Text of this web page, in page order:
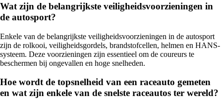
Wat zijn de belangrijkste veiligheidsvoorzieningen in
de autosport?
Enkele van de belangrijkste veiligheidsvoorzieningen in de autosport
zijn de rolkooi, veiligheidsgordels, brandstofcellen, helmen en HANS-
systeem. Deze voorzieningen zijn essentieel om de coureurs te
beschermen bij ongevallen en hoge snelheden.
Hoe wordt de topsnelheid van een raceauto gemeten
en wat zijn enkele van de snelste raceautos ter wereld?